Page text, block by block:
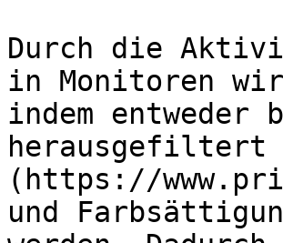
Durch die
in Monitoren
indem entweder
(https://
und